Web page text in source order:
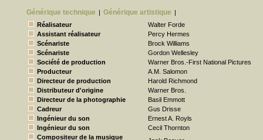
Générique technique | Générique artistique |
Réalisateur
Walter Forde
Assistant réalisateur
Percy Hermes
Scénariste
Brock Williams
Scénariste
Gordon Wellesley
Société de production
Warner Bros.-First National Pictures
Producteur
A.M. Salomon
Directeur de production
Harold Richmond
Distributeur d'origine
Warner Bros.
Directeur de la photographie
Basil Emmott
Cadreur
Gus Drisse
Ingénieur du son
Ernest A. Royls
Ingénieur du son
Cecil Thornton
Compositeur de la musique